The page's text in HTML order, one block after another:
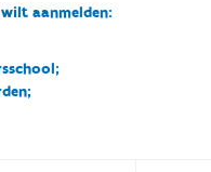
aanmelden: